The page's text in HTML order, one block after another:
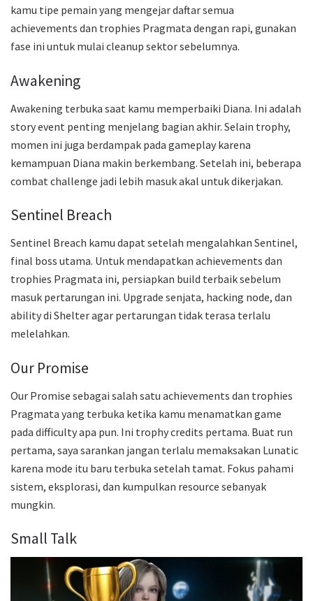
kamu tipe pemain yang mengejar daftar semua
achievements dan trophies Pragmata dengan rapi, gunakan
fase ini untuk mulai cleanup sektor sebelumnya.
Awakening
Awakening terbuka saat kamu memperbaiki Diana. Ini adalah
story event penting menjelang bagian akhir. Selain trophy,
momen ini juga berdampak pada gameplay karena
kemampuan Diana makin berkembang. Setelah ini, beberapa
combat challenge jadi lebih masuk akal untuk dikerjakan.
Sentinel Breach
Sentinel Breach kamu dapat setelah mengalahkan Sentinel,
final boss utama. Untuk mendapatkan achievements dan
trophies Pragmata ini, persiapkan build terbaik sebelum
masuk pertarungan ini. Upgrade senjata, hacking node, dan
ability di Shelter agar pertarungan tidak terasa terlalu
melelahkan.
Our Promise
Our Promise sebagai salah satu achievements dan trophies
Pragmata yang terbuka ketika kamu menamatkan game
pada difficulty apa pun. Ini trophy credits pertama. Buat run
pertama, saya sarankan jangan terlalu memaksakan Lunatic
karena mode itu baru terbuka setelah tamat. Fokus pahami
sistem, eksplorasi, dan kumpulkan resource sebanyak
mungkin.
Small Talk